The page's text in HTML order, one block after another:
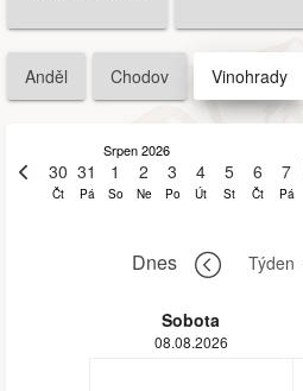
Anděl Chodov Vinohrady
29 30
Čt
31
Pá
1
So
Srpen 2026
2
Ne
3
Po
4
Út
5
St
6
Čt
7
Pá
Dnes
Sobota
08.08.2026